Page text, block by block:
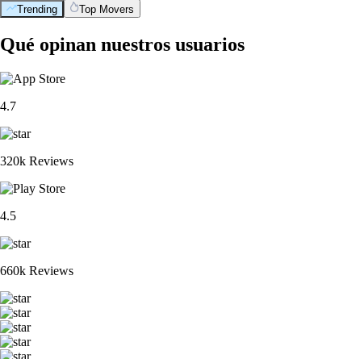
Trending Top Movers
Qué opinan nuestros usuarios
4.7
320k Reviews
4.5
660k Reviews